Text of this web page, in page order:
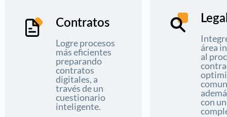
Contratos
Logre procesos
más eficientes
preparando
contratos
digitales, a
través de un
cuestionario
inteligente.
área
al
con